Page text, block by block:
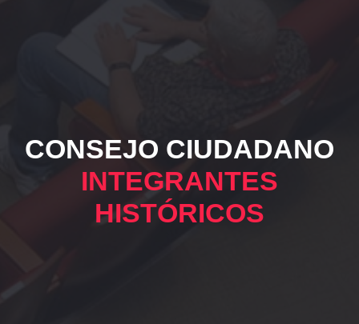
CONSEJO CIUDADANO
INTEGRANTES
HISTÓRICOS